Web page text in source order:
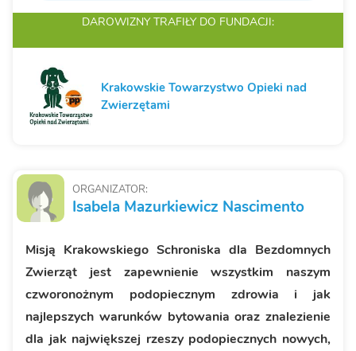
ORGANIZATOR:
Isabela Mazurkiewicz Nascimento
Misją Krakowskiego Schroniska dla Bezdomnych
Zwierząt jest zapewnienie wszystkim naszym
czworonożnym podopiecznym zdrowia i jak
najlepszych warunków bytowania oraz znalezienie
dla jak największej rzeszy podopiecznych nowych,
DAROWIZNY TRAFIŁY DO FUNDACJI:
Krakowskie Towarzystwo Opieki nad
Zwierzętami